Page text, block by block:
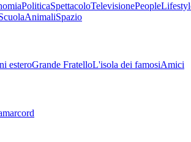
PoliticaSpettacoloTelevisionePeople
AnimaliSpazio
esteroGrande FratelloL'isola dei famosiAmici